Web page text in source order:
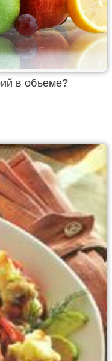
в объеме?